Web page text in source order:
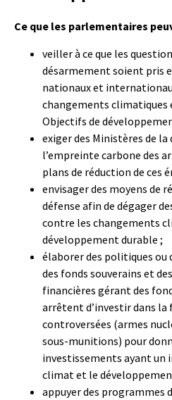
Ce que les parlementaires
veiller à ce que les
désarmement soient pris
nationaux et
changements climatiques
Objectifs de
exiger des Ministères de la
l’empreinte carbone des
plans de réduction de ces
envisager des moyens de
défense afin de dégager
contre les changements
développement durable ;
élaborer des politiques ou
des fonds souverains et
financières gérant des
arrêtent d’investir dans la
controversées (armes
sous-munitions) pour
investissements ayant un
climat et le
appuyer des programmes